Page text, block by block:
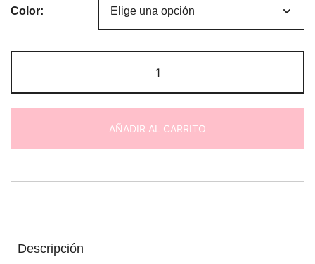
Color:
caracol
tierno
AÑADIR AL CARRITO
Descripción